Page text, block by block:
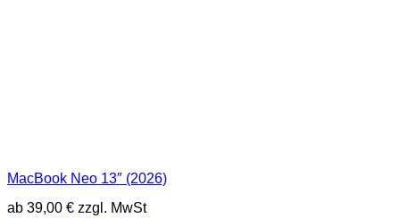
MacBook Neo 13″ (2026)
ab 39,00 € zzgl. MwSt